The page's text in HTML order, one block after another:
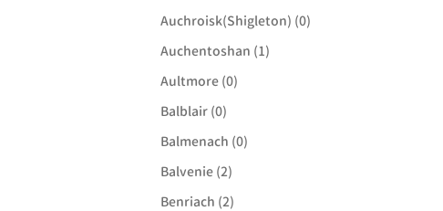
Auchroisk(Shigleton) (0)
Auchentoshan (1)
Aultmore (0)
Balblair (0)
Balmenach (0)
Balvenie (2)
Benriach (2)